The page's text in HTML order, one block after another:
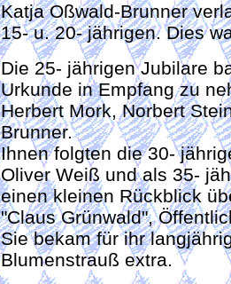
Katja Oßwald-Brunner
15- u. 20- jährigen. Dies
Die 25- jährigen Jubilare
Urkunde in Empfang zu
Herbert Mork, Norbert
Brunner.
Ihnen folgten die 30-
Oliver Weiß und als 35-
einen kleinen Rückblick
"Claus Grünwald",
Sie bekam für ihr
Blumenstrauß extra.